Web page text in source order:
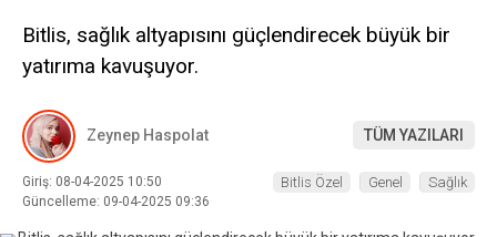
Bitlis, sağlık altyapısını güçlendirecek büyük bir
yatırıma kavuşuyor.
Zeynep Haspolat TÜM YAZILARI
Giriş: 08-04-2025 10:50
Güncelleme: 09-04-2025 09:36
Bitlis Özel Genel Sağlık